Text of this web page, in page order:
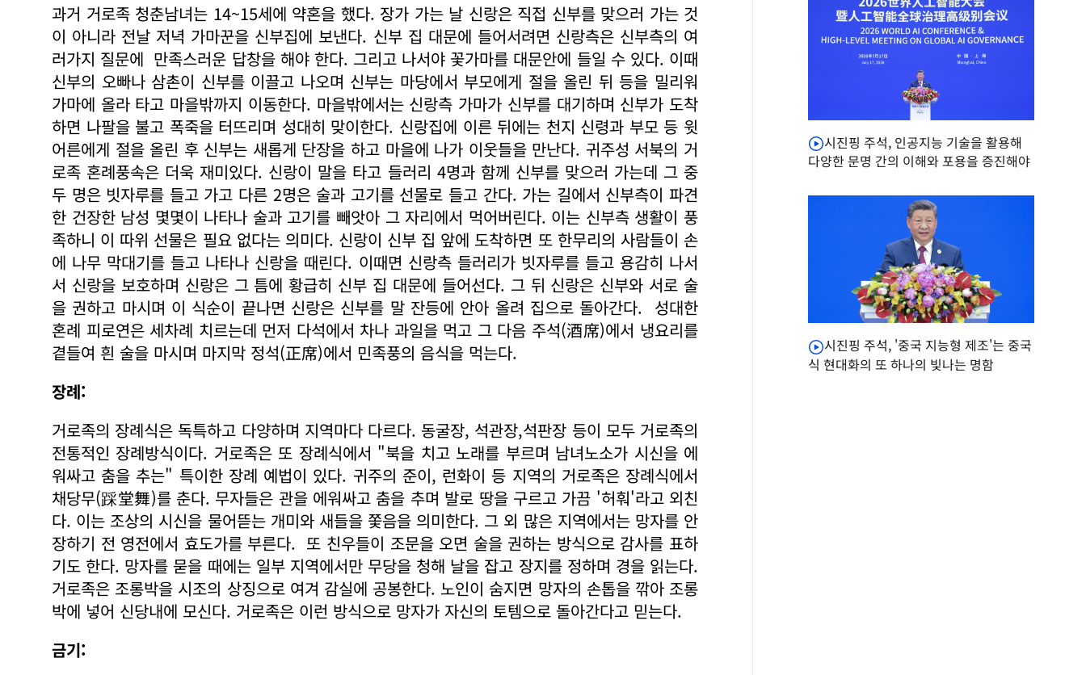
과거 거로족 청춘남녀는 14~15세에 약혼을 했다. 장가 가는 날 신랑은 직접 신부를 맞으러 가는 것
이 아니라 전날 저녁 가마꾼을 신부집에 보낸다. 신부 집 대문에 들어서려면 신랑측은 신부측의 여
러가지 질문에 만족스러운 답창을 해야 한다. 그리고 나서야 꽃가마를 대문안에 들일 수 있다. 이때
신부의 오빠나 삼촌이 신부를 이끌고 나오며 신부는 마당에서 부모에게 절을 올린 뒤 등을 밀리워
가마에 올라 타고 마을밖까지 이동한다. 마을밖에서는 신랑측 가마가 신부를 대기하며 신부가 도착
하면 나팔을 불고 폭죽을 터뜨리며 성대히 맞이한다. 신랑집에 이른 뒤에는 천지 신령과 부모 등 윗
어른에게 절을 올린 후 신부는 새롭게 단장을 하고 마을에 나가 이웃들을 만난다. 귀주성 서북의 거
로족 혼례풍속은 더욱 재미있다. 신랑이 말을 타고 들러리 4명과 함께 신부를 맞으러 가는데 그 중
두 명은 빗자루를 들고 가고 다른 2명은 술과 고기를 선물로 들고 간다. 가는 길에서 신부측이 파견
한 건장한 남성 몇몇이 나타나 술과 고기를 빼앗아 그 자리에서 먹어버린다. 이는 신부측 생활이 풍
족하니 이 따위 선물은 필요 없다는 의미다. 신랑이 신부 집 앞에 도착하면 또 한무리의 사람들이 손
에 나무 막대기를 들고 나타나 신랑을 때린다. 이때면 신랑측 들러리가 빗자루를 들고 용감히 나서
서 신랑을 보호하며 신랑은 그 틈에 황급히 신부 집 대문에 들어선다. 그 뒤 신랑은 신부와 서로 술
을 권하고 마시며 이 식순이 끝나면 신랑은 신부를 말 잔등에 안아 올려 집으로 돌아간다. 성대한
혼례 피로연은 세차례 치르는데 먼저 다석에서 차나 과일을 먹고 그 다음 주석(酒席)에서 냉요리를
곁들여 흰 술을 마시며 마지막 정석(正席)에서 민족풍의 음식을 먹는다.
장례:
거로족의 장례식은 독특하고 다양하며 지역마다 다르다. 동굴장, 석관장,석판장 등이 모두 거로족의
전통적인 장례방식이다. 거로족은 또 장례식에서 "북을 치고 노래를 부르며 남녀노소가 시신을 에
워싸고 춤을 추는" 특이한 장례 예법이 있다. 귀주의 준이, 런화이 등 지역의 거로족은 장례식에서
채당무(踩堂舞)를 춘다. 무자들은 관을 에워싸고 춤을 추며 발로 땅을 구르고 가끔 '허훠'라고 외친
다. 이는 조상의 시신을 물어뜯는 개미와 새들을 쫓음을 의미한다. 그 외 많은 지역에서는 망자를 안
장하기 전 영전에서 효도가를 부른다. 또 친우들이 조문을 오면 술을 권하는 방식으로 감사를 표하
기도 한다. 망자를 묻을 때에는 일부 지역에서만 무당을 청해 날을 잡고 장지를 정하며 경을 읽는다.
거로족은 조롱박을 시조의 상징으로 여겨 감실에 공봉한다. 노인이 숨지면 망자의 손톱을 깎아 조롱
박에 넣어 신당내에 모신다. 거로족은 이런 방식으로 망자가 자신의 토템으로 돌아간다고 믿는다.
금기:
시진핑 주석, 인공지능 기술을 활용해
다양한 문명 간의 이해와 포용을 증진해야
시진핑 주석, '중국 지능형 제조'는 중국
식 현대화의 또 하나의 빛나는 명함